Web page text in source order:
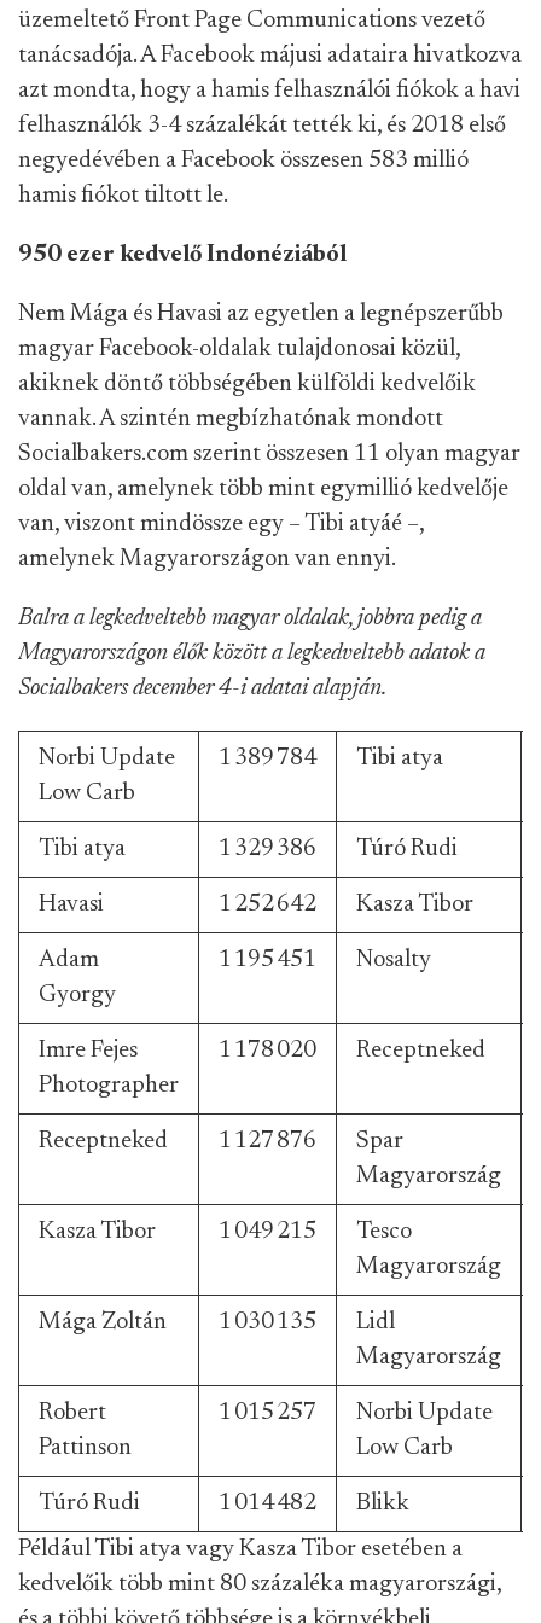
üzemeltető Front Page Communications vezető
tanácsadója. A Facebook májusi adataira hivatkozva
azt mondta, hogy a hamis felhasználói fiókok a havi
felhasználók 3-4 százalékát tették ki, és 2018 első
negyedévében a Facebook összesen 583 millió
hamis fiókot tiltott le.
950 ezer kedvelő Indonéziából
Nem Mága és Havasi az egyetlen a legnépszerűbb
magyar Facebook-oldalak tulajdonosai közül,
akiknek döntő többségében külföldi kedvelőik
vannak. A szintén megbízhatónak mondott
Socialbakers.com szerint összesen 11 olyan magyar
oldal van, amelynek több mint egymillió kedvelője
van, viszont mindössze egy – Tibi atyáé –,
amelynek Magyarországon van ennyi.
Balra a legkedveltebb magyar oldalak, jobbra pedig a
Magyarországon élők között a legkedveltebb adatok a
Socialbakers december 4-i adatai alapján.
Norbi Update
Low Carb
1 389 784 Tibi atya
Tibi atya 1 329 386 Túró Rudi
Havasi 1 252 642 Kasza Tibor
Adam
Gyorgy
1 195 451 Nosalty
Imre Fejes
Photographer
1 178 020 Receptneked
Receptneked 1 127 876
Spar
Magyarország
Kasza Tibor 1 049 215
Tesco
Magyarország
Mága Zoltán 1 030 135
Lidl
Magyarország
Robert
Pattinson
1 015 257
Norbi Update
Low Carb
Túró Rudi 1 014 482
Blikk
Például Tibi atya vagy Kasza Tibor esetében a
kedvelőik több mint 80 százaléka magyarországi,